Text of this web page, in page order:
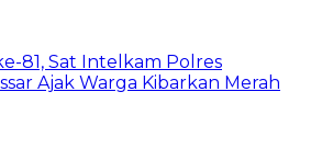
81, Sat Intelkam Polres
Ajak Warga Kibarkan Merah